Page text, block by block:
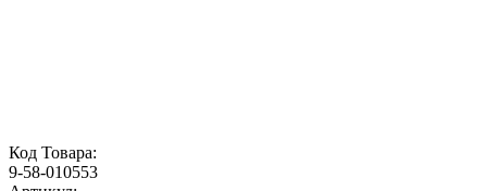
Код Товара:
9-58-010553